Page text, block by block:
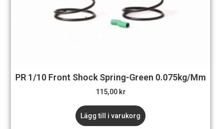
PR 1/10 Front Shock Spring-Green 0.075kg/mm
115,00 kr
Lägg till i varukorg